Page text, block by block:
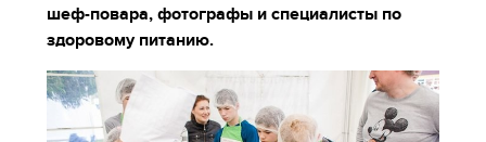
шеф-повара, фотографы и специалисты по
здоровому питанию.